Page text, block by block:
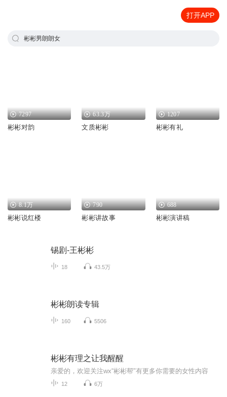
打开APP
彬彬男朗朗女
7297
彬彬对韵
63.3万
文质彬彬
1207
彬彬有礼
8.1万
彬彬说红楼
790
彬彬讲故事
688
彬彬演讲稿
锡剧-王彬彬
18 43.5万
彬彬朗读专辑
160 5506
彬彬有理之让我醒醒
亲爱的，欢迎关注wx“彬彬帮"有更多你需要的女性内容
12 6万